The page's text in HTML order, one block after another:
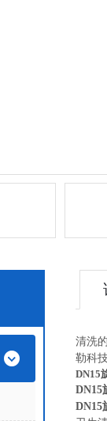
清洗
勒科
DN15
DN15
DN15